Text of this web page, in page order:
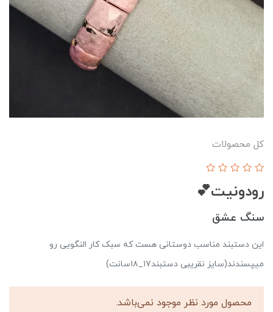
کل محصولات
رودونیت💕
سنگ عشق
این دستبند مناسب دوستانی هست که سبک کار النگویی رو
میپسندند(سایز نقریبی دستبند۱۷_۱۸سانت)
محصول مورد نظر موجود نمی‌باشد.